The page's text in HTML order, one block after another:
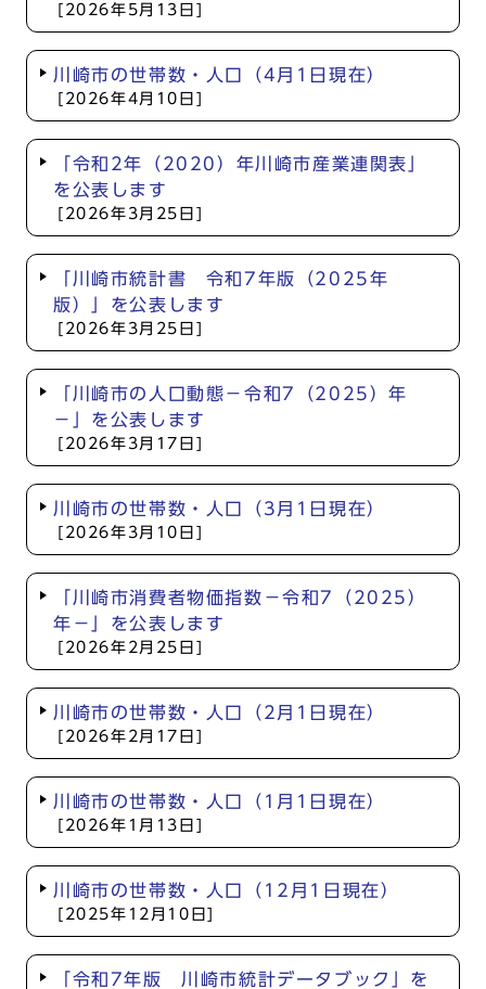
[2026年5月13日]
川崎市の世帯数・人口（4月1日現在）
[2026年4月10日]
「令和2年（2020）年川崎市産業連関表」
を公表します
[2026年3月25日]
「川崎市統計書 令和7年版（2025年
版）」を公表します
[2026年3月25日]
「川崎市の人口動態－令和7（2025）年
－」を公表します
[2026年3月17日]
川崎市の世帯数・人口（3月1日現在）
[2026年3月10日]
「川崎市消費者物価指数－令和7（2025）
年－」を公表します
[2026年2月25日]
川崎市の世帯数・人口（2月1日現在）
[2026年2月17日]
川崎市の世帯数・人口（1月1日現在）
[2026年1月13日]
川崎市の世帯数・人口（12月1日現在）
[2025年12月10日]
「令和7年版 川崎市統計データブック」を